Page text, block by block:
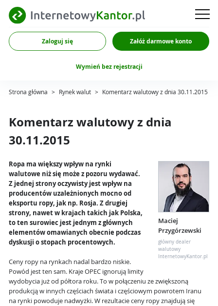
Zaloguj się Załóż darmowe konto
Wymień bez rejestracji
Strona główna > Rynek walut > Komentarz walutowy z dnia 30.11.2015
Komentarz walutowy z dnia
30.11.2015
Maciej
Przygórzewski
główny dealer
walutowy
InternetowyKantor.pl
Ropa ma większy wpływ na rynki
walutowe niż się może z pozoru wydawać.
Z jednej strony oczywisty jest wpływ na
producentów uzależnionych mocno od
eksportu ropy, jak np. Rosja. Z drugiej
strony, nawet w krajach takich jak Polska,
to ten surowiec jest jednym z głównych
elementów omawianych obecnie podczas
dyskusji o stopach procentowych.
Ceny ropy na rynkach nadal bardzo niskie.
Powód jest ten sam. Kraje OPEC ignorują limity
wydobycia już od półtora roku. To w połączeniu ze zwiększoną
produkcją w innych częściach świata i częściowym powrotem Iranu
na rynki powoduje nadwyżki. W rezultacie ceny ropy znajdują się